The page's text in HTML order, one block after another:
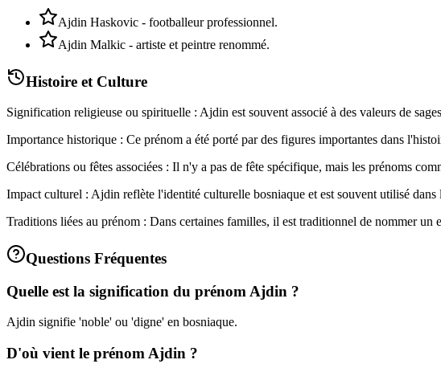
Ajdin Haskovic - footballeur professionnel.
Ajdin Malkic - artiste et peintre renommé.
Histoire et Culture
Signification religieuse ou spirituelle : Ajdin est souvent associé à des valeurs de
Importance historique : Ce prénom a été porté par des figures importantes dans
Célébrations ou fêtes associées : Il n'y a pas de fête spécifique, mais les prénoms
Impact culturel : Ajdin reflète l'identité culturelle bosniaque et est souvent utilisé
Traditions liées au prénom : Dans certaines familles, il est traditionnel de nommer
Questions Fréquentes
Quelle est la signification du prénom Ajdin ?
Ajdin signifie 'noble' ou 'digne' en bosniaque.
D'où vient le prénom Ajdin ?